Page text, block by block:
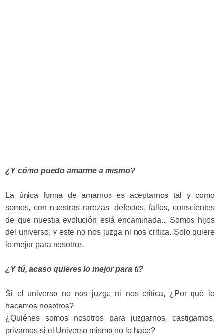
¿Y cómo puedo amarme a mismo?
La única forma de amarnos es aceptarnos tal y como
somos, con nuestras rarezas, defectos, fallos, conscientes
de que nuestra evolución está encaminada... Somos hijos
del universo; y este no nos juzga ni nos critica. Solo quiere
lo mejor para nosotros.
¿Y tú, acaso quieres lo mejor para ti?
Si el universo no nos juzga ni nos critica, ¿Por qué lo
hacemos nosotros?
¿Quiénes somos nosotros para juzgarnos, castigarnos,
privarnos si el Universo mismo no lo hace?